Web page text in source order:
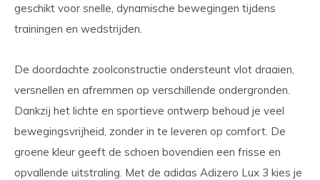
geschikt voor snelle, dynamische bewegingen tijdens
trainingen en wedstrijden.
De doordachte zoolconstructie ondersteunt vlot draaien,
versnellen en afremmen op verschillende ondergronden.
Dankzij het lichte en sportieve ontwerp behoud je veel
bewegingsvrijheid, zonder in te leveren op comfort. De
groene kleur geeft de schoen bovendien een frisse en
opvallende uitstraling. Met de adidas Adizero Lux 3 kies je